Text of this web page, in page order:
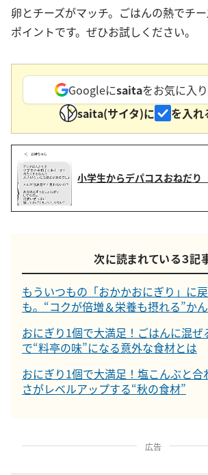
卵とチーズがマッチ。ごはんの熱でチ
ポイントです。ぜひお試しください。
Googleにsaitaをお気に入
saita(サイタ)に
を入れ
小学生からデパコスおねだ
次に読まれている３記
もういつもの「おかかおにぎり」に
も。“コクが倍増＆栄養も摂れる”か
おにぎり1個で大満足！ごはんに混ぜ
で“料亭の味”になる意外な食材とは
おにぎり1個で大満足！塩こんぶと合
さがレベルアップする“秋の食材”
広告